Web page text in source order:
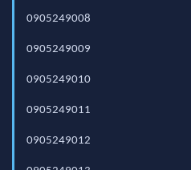
0905249008
0905249009
0905249010
0905249011
0905249012